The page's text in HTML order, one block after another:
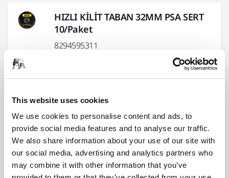
This website uses cookies
We use cookies to personalise content and ads, to
provide social media features and to analyse our traffic.
We also share information about your use of our site with
our social media, advertising and analytics partners who
may combine it with other information that you’ve
HIZLI KİLİT TABAN 32MM PSA SERT
10/Paket
8294595311
YUMUŞAK 10/PAKET
8294598311
Daha fazla göster